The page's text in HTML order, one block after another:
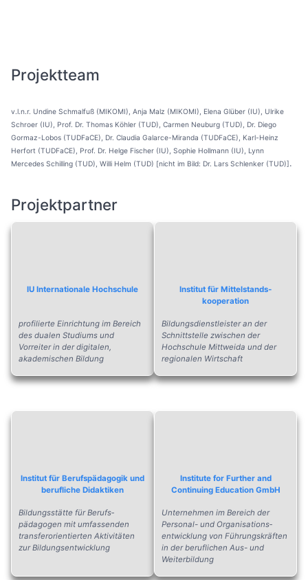
Projektteam
v.l.n.r. Undine Schmalfuß (MIKOMI), Anja Malz (MIKOMI), Elena Glüber (IU), Ulrike
Schroer (IU), Prof. Dr. Thomas Köhler (TUD), Carmen Neuburg (TUD), Dr. Diego
Gormaz-Lobos (TUDFaCE), Dr. Claudia Galarce-Miranda (TUDFaCE), Karl-Heinz
Herfort (TUDFaCE), Prof. Dr. Helge Fischer (IU), Sophie Hollmann (IU), Lynn
Mercedes Schilling (TUD), Willi Helm (TUD) [nicht im Bild: Dr. Lars Schlenker (TUD)].
Projektpartner
IU Internationale Hochschule
profilierte Einrichtung im Bereich
des dualen Studiums und
Vorreiter in der digitalen,
akademischen Bildung
Institut für Mittelstands­
kooperation
Bildungsdienstleister an der
Schnittstelle zwischen der
Hochschule Mittweida und der
regionalen Wirtschaft
Institut für Berufspädagogik und
berufliche Didaktiken
Bildungsstätte für Berufs­
pädagogen mit umfassenden
transfer­orientierten Aktivitäten
zur Bildungsentwicklung
Institute for Further and
Continuing Education GmbH
Unternehmen im Bereich der
Personal- und Organisations­
entwicklung von Führungskräften
in der beruflichen Aus- und
Weiterbildung